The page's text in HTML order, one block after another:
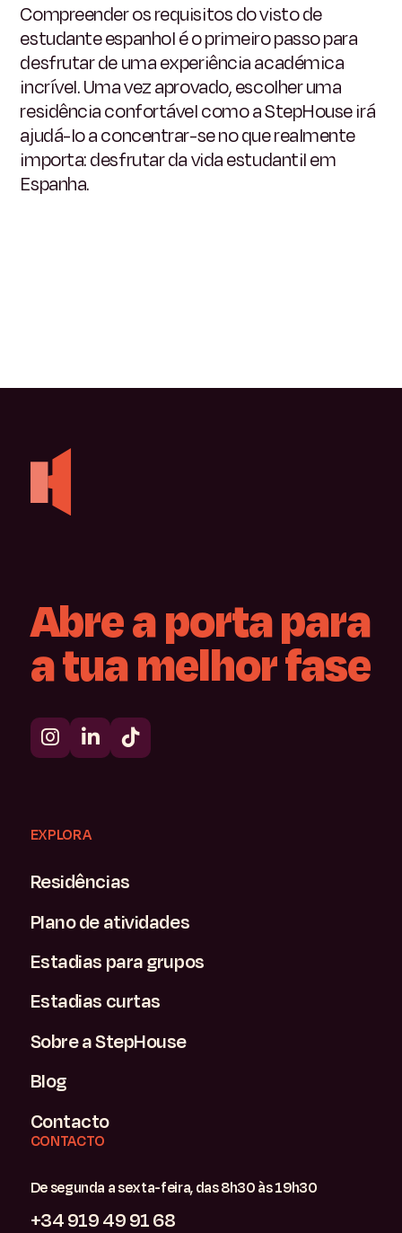
Compreender os requisitos do visto de
estudante espanhol é o primeiro passo para
desfrutar de uma experiência académica
incrível. Uma vez aprovado, escolher uma
residência confortável como a StepHouse irá
ajudá-lo a concentrar-se no que realmente
importa: desfrutar da vida estudantil em
Espanha.
Abreaportapara
atuamelhorfase
EXPLORA
Residências
Plano de atividades
Estadias para grupos
Estadias curtas
Sobre a StepHouse
Blog
Contacto
CONTACTO
De segunda a sexta-feira, das 8h30 às 19h30
+34 919 49 91 68